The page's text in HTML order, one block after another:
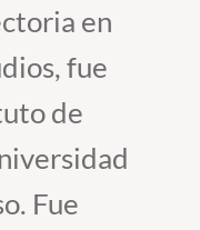
en
fue
de
Fue